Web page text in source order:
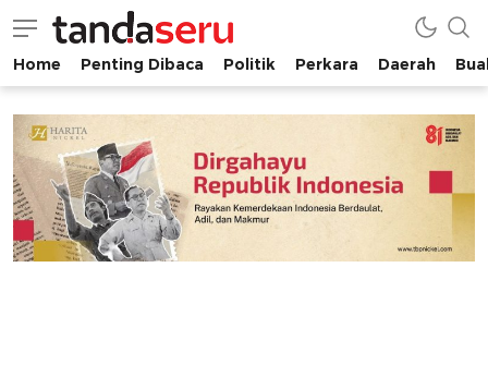
tandaseru.com | Penting Dibaca
tandaseru.com
Home Penting Dibaca Politik Perkara Daerah